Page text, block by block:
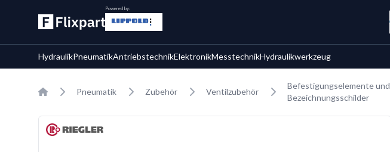
Powered by:
HydraulikPneumatikAntriebstechnikElektronikMesstechnikHydraulikwerkzeug
Home Pneumatik Zubehör Ventilzubehör
Befestigungselemente und
Bezeichnungsschilder